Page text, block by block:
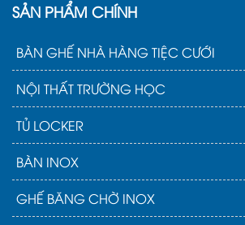
SẢN PHẨM CHÍNH
BÀN GHẾ NHÀ HÀNG TIỆC CƯỚI
NỘI THẤT TRƯỜNG HỌC
TỦ LOCKER
BÀN INOX
GHẾ BĂNG CHỜ INOX